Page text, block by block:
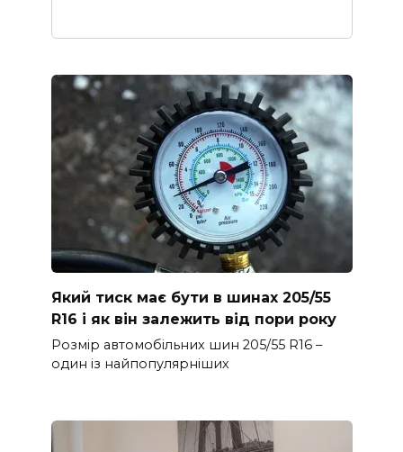
Який тиск має бути в шинах 205/55
R16 і як він залежить від пори року
Розмір автомобільних шин 205/55 R16 –
один із найпопулярніших